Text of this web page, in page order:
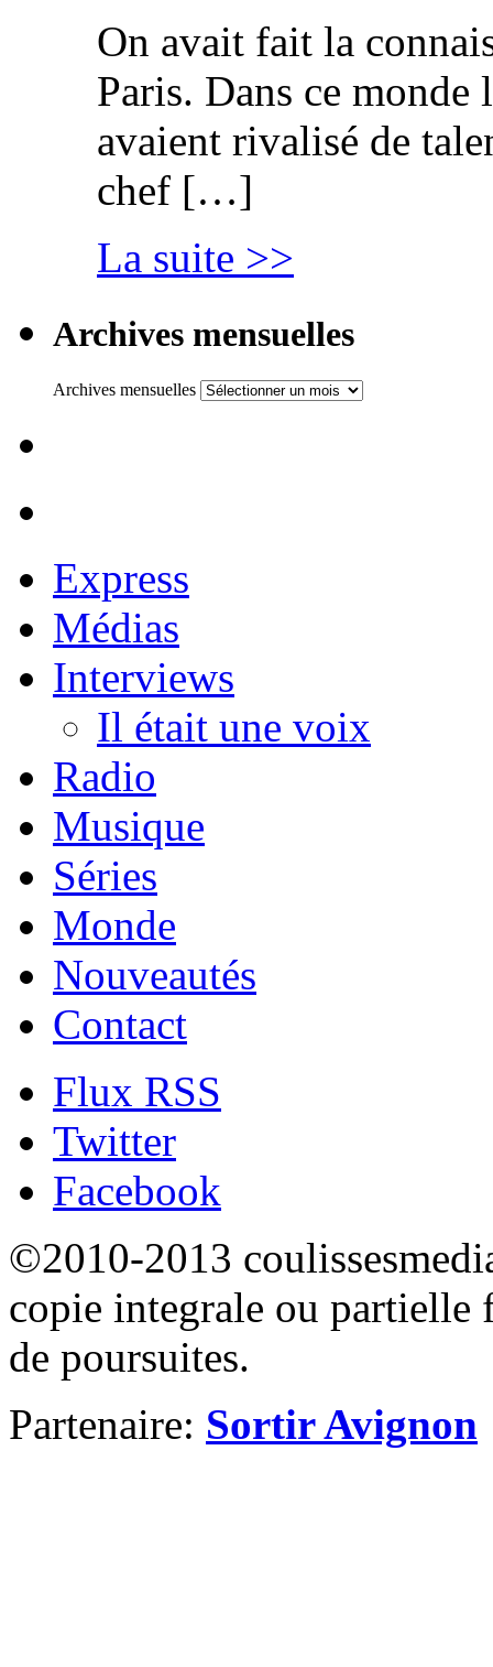
On avait fait la
Paris. Dans ce
avaient rivalisé de
chef […]
La suite >>
Archives mensuelles
Archives mensuelles
Express
Médias
Interviews
Il était une voix
Radio
Musique
Séries
Monde
Nouveautés
Contact
Flux RSS
Twitter
Facebook
©2010-2013
copie integrale ou partielle
de poursuites.
Partenaire: Sortir Avignon